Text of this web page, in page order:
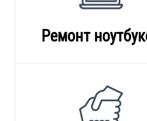
Ремонт